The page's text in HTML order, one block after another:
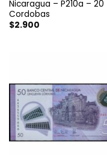
Nicaragua – P210a – 20
Cordobas
$2.900